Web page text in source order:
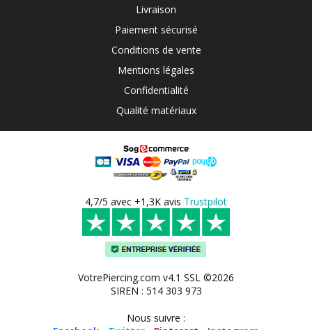
Livraison
Paiement sécurisé
Conditions de vente
Mentions légales
Confidentialité
Qualité matériaux
4,7/5 avec +1,3K avis Trustpilot
VotrePiercing.com v4.1 SSL ©2026
SIREN : 514 303 973
Nous suivre :